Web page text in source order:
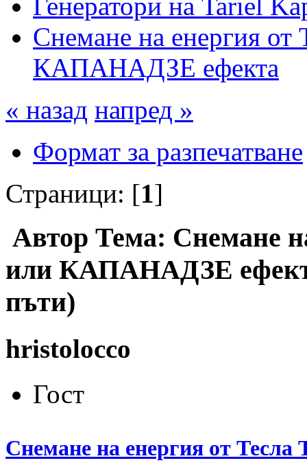
Снемане на енергия от
КАПАНАДЗЕ ефекта
« назад напред »
Формат за разпечатване
Страници: [1]
Автор Тема: Снемане
или КАПАНАДЗЕ
пъти)
hristolocco
Гост
Снемане на енергия от